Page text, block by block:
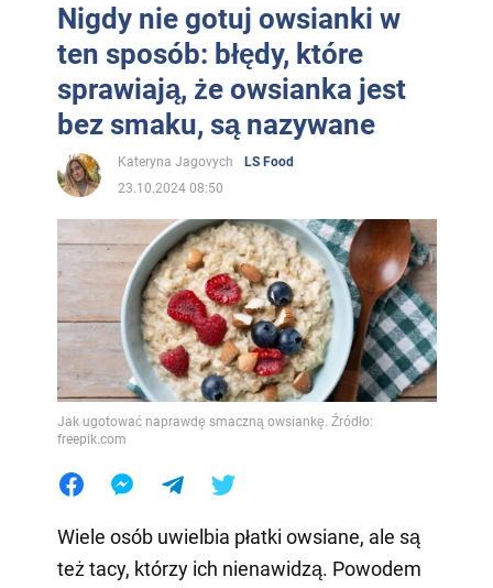
Nigdy nie gotuj owsianki w
ten sposób: błędy, które
sprawiają, że owsianka jest
bez smaku, są nazywane
Kateryna Jagovych
LS Food
23.10.2024 08:50
Jak ugotować naprawdę smaczną owsiankę. Źródło:
freepik.com
Wiele osób uwielbia płatki owsiane, ale są
też tacy, którzy ich nienawidzą. Powodem